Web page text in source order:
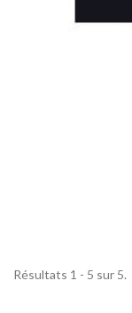
Résultats 1 - 5 sur 5.